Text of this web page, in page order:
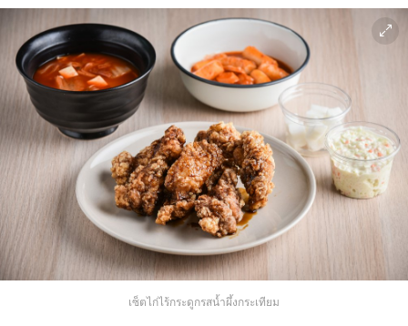
เซ็ตไก่ไร้กระดูกรสน้ำผึ้งกระเทียม